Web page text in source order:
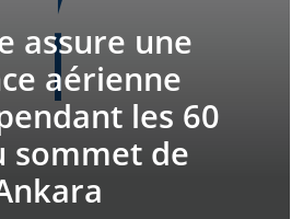
assure une
aérienne
les 60
sommet de